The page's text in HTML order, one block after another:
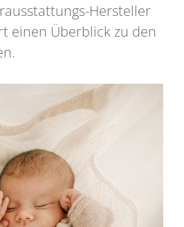
Hersteller
einen Überblick zu den